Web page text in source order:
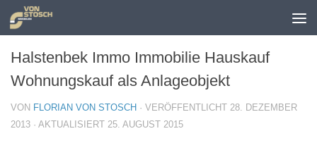
Zum Inhalt springen
Halstenbek Immo Immobilie Hauskauf
Wohnungskauf als Anlageobjekt
VON FLORIAN VON STOSCH · VERÖFFENTLICHT 28. DEZEMBER
2013 · AKTUALISIERT 25. AUGUST 2015